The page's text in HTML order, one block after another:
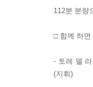
112분 분량
□ 함께 하면
- 토레 델
(지휘)